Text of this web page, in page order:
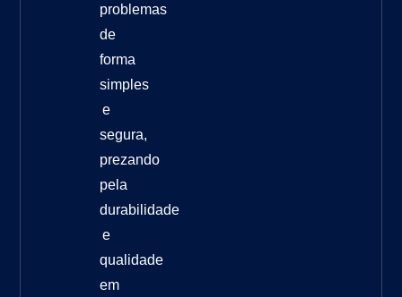
problemas
de
forma
simples
e
segura,
prezando
pela
durabilidade
e
qualidade
em